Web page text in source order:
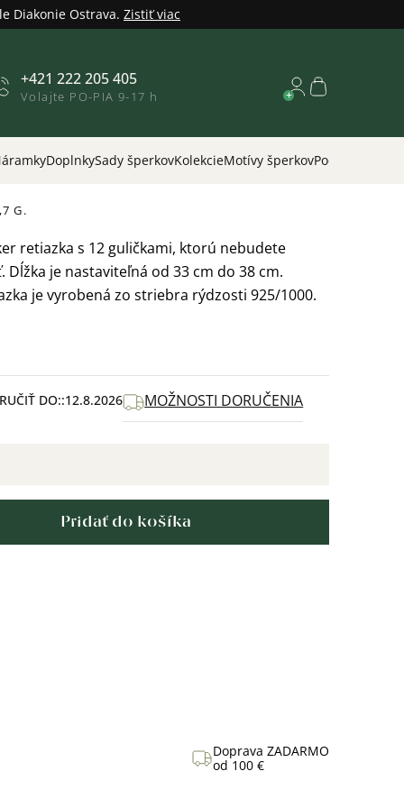
Diakonie Ostrava. Zistiť viac
+421 222 205 405
Volajte PO-PIA 9-17 h
Nákupný
DoplnkySady šperkovKolekcieMotívy šperkovPodľa
G.
DO: 12.8.2026 MOŽNOSTI DORUČENIA
Pridať do košíka
retiazka s 12 guličkami, ktorú nebudete
Dĺžka je nastaviteľná od 33 cm do 38 cm.
je vyrobená zo striebra rýdzosti 925/1000.
Doprava ZADARMO
od 100 €